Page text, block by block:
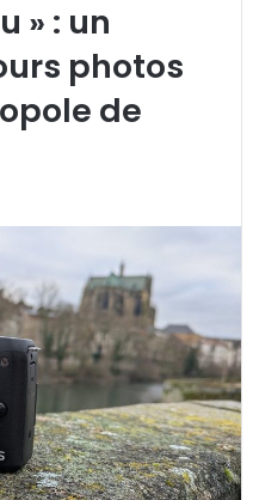
» : un
photos
de